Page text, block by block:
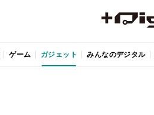
ゲーム ガジェット みんなのデジタル